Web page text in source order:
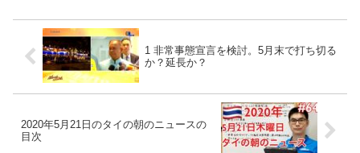
1 非常事態宣言を検討。5月末で打ち切る
か？延長か？
2020年5月21日のタイの朝のニュースの
目次